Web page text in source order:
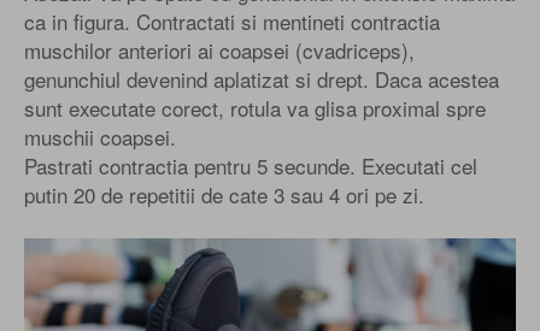
ca in figura. Contractati si mentineti contractia
muschilor anteriori ai coapsei (cvadriceps),
genunchiul devenind aplatizat si drept. Daca acestea
sunt executate corect, rotula va glisa proximal spre
muschii coapsei.
Pastrati contractia pentru 5 secunde. Executati cel
putin 20 de repetitii de cate 3 sau 4 ori pe zi.